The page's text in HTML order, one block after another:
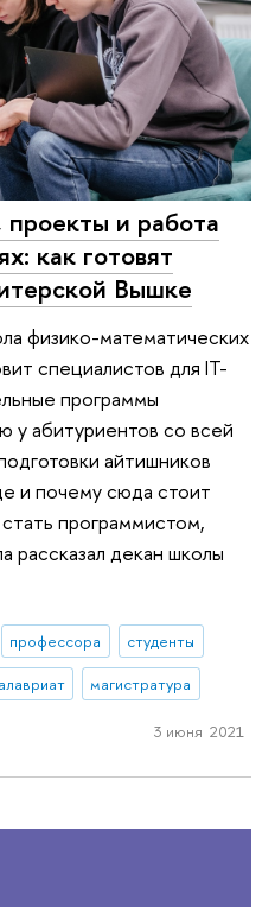
и работа
как готовят
Вышке
физико-математических
специалистов для IT-
программы
у абитуриентов со всей
айтишников
и почему сюда стоит
программистом,
рассказал декан школы
профессора
студенты
магистратура
3 июня 2021